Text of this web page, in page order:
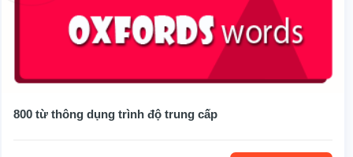
800 từ thông dụng trình độ trung cấp